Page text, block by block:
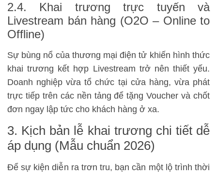
2.4. Khai trương trực tuyến và
Livestream bán hàng (O2O – Online to
Offline)
Sự bùng nổ của thương mại điện tử khiến hình thức
khai trương kết hợp Livestream trở nên thiết yếu.
Doanh nghiệp vừa tổ chức tại cửa hàng, vừa phát
trực tiếp trên các nền tảng để tặng Voucher và chốt
đơn ngay lập tức cho khách hàng ở xa.
3. Kịch bản lễ khai trương chi tiết dễ
áp dụng (Mẫu chuẩn 2026)
Để sự kiện diễn ra trơn tru, bạn cần một lộ trình thời